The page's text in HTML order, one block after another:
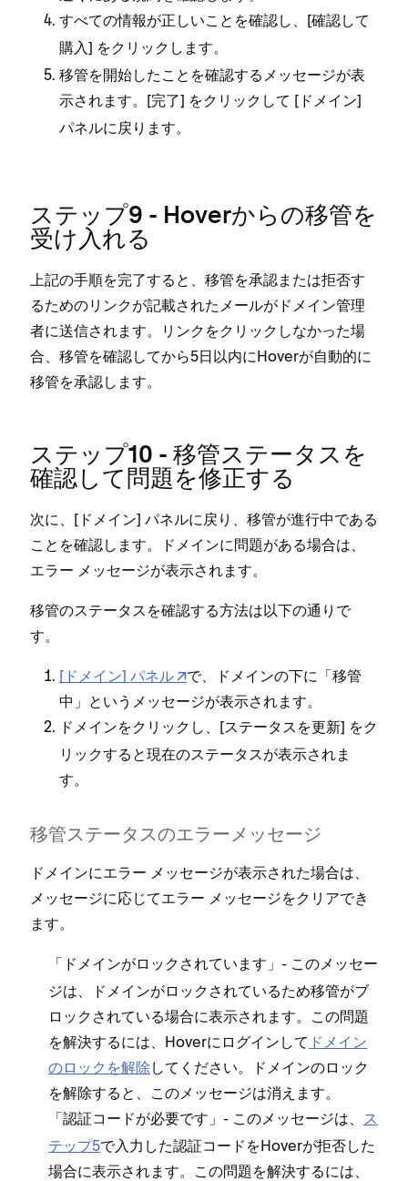
すべての情報が正しいことを確認し⁠、[⁠確認して
購入⁠] をクリ⁠ックします⁠。
移管を開始したことを確認するメ⁠ッセ⁠ージが表
示されます⁠。[⁠完了 ⁠] をクリ⁠ックして [⁠ドメイン⁠]
パネルに戻ります⁠。
ステ⁠ップ9 - Hoverからの移管を
受け入れる
上記の手順を完了すると⁠、移管を承認または拒否す
るためのリンクが記載されたメ⁠ールがドメイン管理
者に送信されます⁠。リンクをクリ⁠ックしなか⁠った場
合⁠、移管を確認してから5日以内にHoverが自動的に
移管を承認します⁠。
ステ⁠ップ10 - 移管ステ⁠ータスを
確認して問題を修正する
次に⁠、[⁠ドメイン⁠] パネルに戻り⁠、移管が進行中である
ことを確認します⁠。ドメインに問題がある場合は⁠、
エラ⁠ー メ⁠ッセ⁠ージが表示されます⁠。
移管のステ⁠ータスを確認する方法は以下の通りで
す⁠。
[⁠ドメイン⁠] パネル
で⁠、ドメインの下に「⁠移管
中⁠」というメ⁠ッセ⁠ージが表示されます⁠。
ドメインをクリ⁠ックし⁠、[⁠ステ⁠ータスを更新⁠] をク
リ⁠ックすると現在のステ⁠ータスが表示されま
す⁠。
移管ステ⁠ータスのエラ⁠ーメ⁠ッセ⁠ージ
ドメインにエラ⁠ー メ⁠ッセ⁠ージが表示された場合は⁠、
メ⁠ッセ⁠ージに応じてエラ⁠ー メ⁠ッセ⁠ージをクリアでき
ます⁠。
「⁠ ドメインがロ⁠ックされています ⁠」- このメ⁠ッセ⁠ー
ジは⁠、ドメインがロ⁠ックされているため移管がブ
ロ⁠ックされている場合に表示されます⁠。この問題
を解決するには⁠、Hoverにログインして ドメイン
のロ⁠ックを解除 してください⁠。ドメインのロ⁠ック
を解除すると⁠、このメ⁠ッセ⁠ージは消えます⁠。
「⁠認証コ⁠ードが必要です ⁠」- このメ⁠ッセ⁠ージは⁠、 ス
テ⁠ップ5で入力した認証コ⁠ードをHoverが拒否した
場合に表示されます⁠。この問題を解決するには⁠、